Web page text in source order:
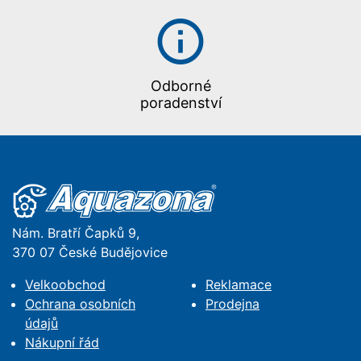
Odborné
poradenství
Nám. Bratří Čapků 9,
370 07 České Budějovice
Velkoobchod
Ochrana osobních
údajů
Nákupní řád
Reklamace
Prodejna